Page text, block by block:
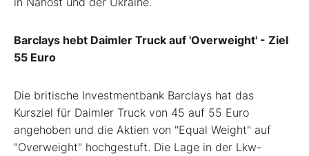
Barclays hebt Daimler Truck auf 'Overweight' - Ziel
55 Euro
Die britische Investmentbank Barclays hat das
Kursziel für Daimler Truck von 45 auf 55 Euro
angehoben und die Aktien von "Equal Weight" auf
"Overweight" hochgestuft. Die Lage in der Lkw-